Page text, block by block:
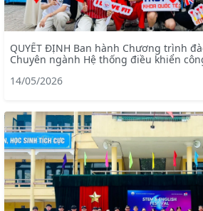
QUYẾT ĐỊNH Ban hành Chương trình
Chuyên ngành Hệ thống điều khiển
Kỹ thuật điện – chương trình tiên tiến
14/05/2026